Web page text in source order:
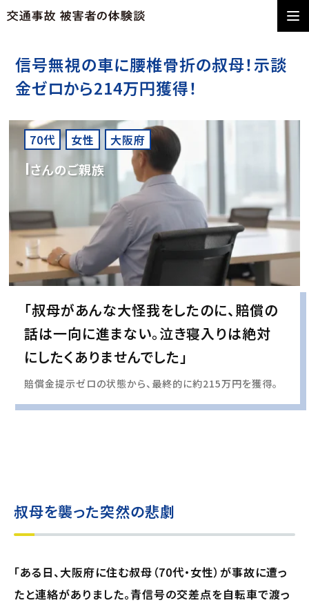
信号無視の車に腰椎骨折の叔母！示談
金ゼロから214万円獲得！
70代 女性 大阪府
Iさんのご親族
「叔母があんな大怪我をしたのに、賠償の
話は一向に進まない。泣き寝入りは絶対
にしたくありませんでした」
賠償金提示ゼロの状態から、最終的に約215万円を獲得。
叔母を襲った突然の悲劇
「ある日、大阪府に住む叔母（70代・女性）が事故に遭っ
たと連絡がありました。青信号の交差点を自転車で渡っ